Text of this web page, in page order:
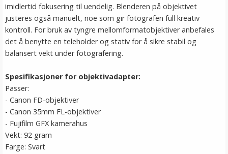
imidlertid fokusering til uendelig. Blenderen på objektivet
justeres også manuelt, noe som gir fotografen full kreativ
kontroll. For bruk av tyngre mellomformatobjektiver anbefales
det å benytte en teleholder og stativ for å sikre stabil og
balansert vekt under fotografering.
Spesifikasjoner for objektivadapter:
Passer:
- Canon FD-objektiver
- Canon 35mm FL-objektiver
- Fujifilm GFX kamerahus
Vekt: 92 gram
Farge: Svart